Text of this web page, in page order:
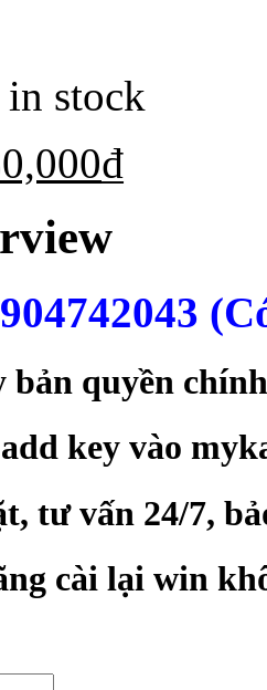
in stock
₫
bản quyền
key vào
tư vấn 24/7,
cài lại win